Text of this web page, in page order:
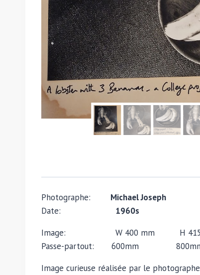
Photographe: Michael Joseph
Date: 1960s
Image: W 400 mm H 415
Passe-partout: 600mm
Image curieuse réalisée par le